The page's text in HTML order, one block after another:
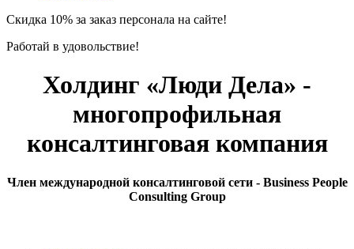
Скидка 10% за заказ персонала на сайте!
Работай в удовольствие!
Холдинг «Люди Дела» -
многопрофильная
консалтинговая компания
Член международной консалтинговой сети - Business People
Consulting Group